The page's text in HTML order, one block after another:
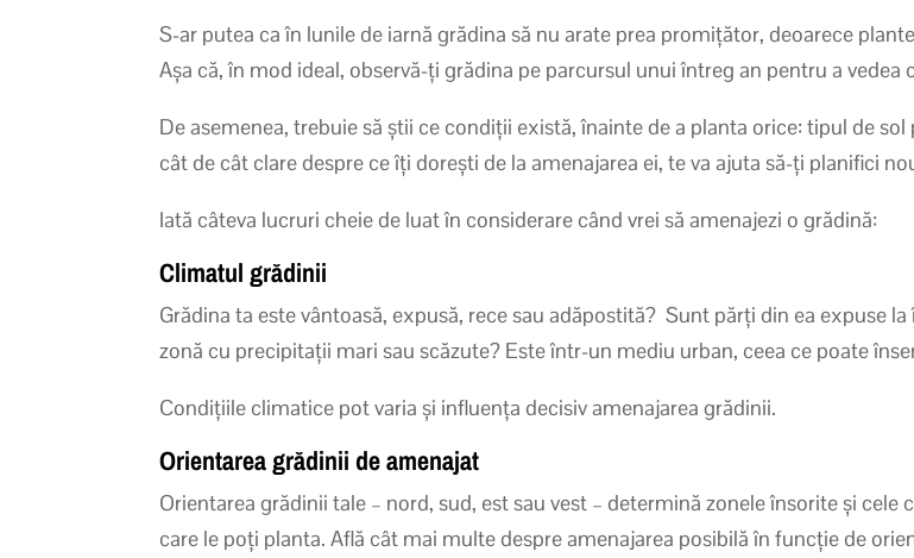
S-ar putea ca în lunile de iarnă grădina să nu arate prea promițător, deoarece
Așa că, în mod ideal, observă-ți grădina pe parcursul unui întreg an pentru a vedea
De asemenea, trebuie să știi ce condiții există, înainte de a planta orice: tipul de
cât de cât clare despre ce îți dorești de la amenajarea ei, te va ajuta să-ți planifici
Iată câteva lucruri cheie de luat în considerare când vrei să amenajezi o grădină:
Climatul grădinii
Grădina ta este vântoasă, expusă, rece sau adăpostită? Sunt părți din ea expuse
zonă cu precipitații mari sau scăzute? Este într-un mediu urban, ceea ce poate
Condițiile climatice pot varia și influența decisiv amenajarea grădinii.
Orientarea grădinii de amenajat
Orientarea grădinii tale – nord, sud, est sau vest – determină zonele însorite și
care le poți planta. Află cât mai multe despre amenajarea posibilă în funcție de